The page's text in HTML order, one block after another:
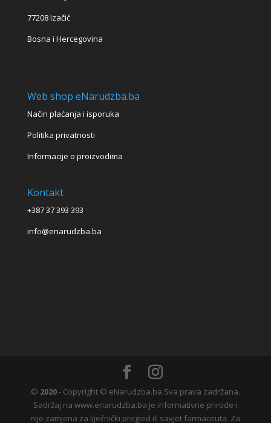
77208 Izačić
Bosna i Hercegovina
Web shop eNarudzba.ba
Način plaćanja i isporuka
Politika privatnosti
Informacije o proizvodima
Kontakt
+387 37 393 393
info@enarudzba.ba
© 2020- Copyright © eNarudzba.ba Sva prava zadržana.
Sadržaj na www.enarudzba.ba je informativne prirode i
nije zamjena za liječnički pregled ili savjet farmaceuta. Za